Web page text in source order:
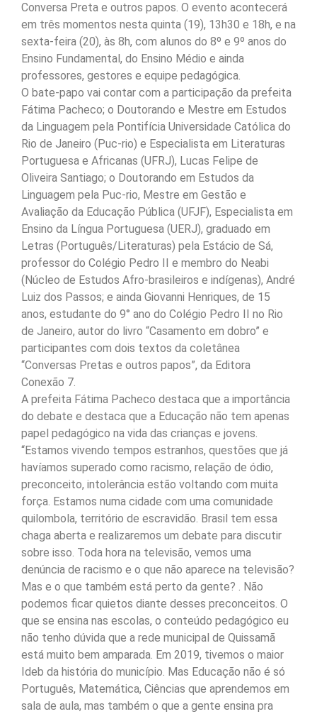
Conversa Preta e outros papos. O evento acontecerá
em três momentos nesta quinta (19), 13h30 e 18h, e na
sexta-feira (20), às 8h, com alunos do 8º e 9º anos do
Ensino Fundamental, do Ensino Médio e ainda
professores, gestores e equipe pedagógica.
O bate-papo vai contar com a participação da prefeita
Fátima Pacheco; o Doutorando e Mestre em Estudos
da Linguagem pela Pontifícia Universidade Católica do
Rio de Janeiro (Puc-rio) e Especialista em Literaturas
Portuguesa e Africanas (UFRJ), Lucas Felipe de
Oliveira Santiago; o Doutorando em Estudos da
Linguagem pela Puc-rio, Mestre em Gestão e
Avaliação da Educação Pública (UFJF), Especialista em
Ensino da Língua Portuguesa (UERJ), graduado em
Letras (Português/Literaturas) pela Estácio de Sá,
professor do Colégio Pedro II e membro do Neabi
(Núcleo de Estudos Afro-brasileiros e indígenas), André
Luiz dos Passos; e ainda Giovanni Henriques, de 15
anos, estudante do 9° ano do Colégio Pedro II no Rio
de Janeiro, autor do livro “Casamento em dobro” e
participantes com dois textos da coletânea
“Conversas Pretas e outros papos”, da Editora
Conexão 7.
A prefeita Fátima Pacheco destaca que a importância
do debate e destaca que a Educação não tem apenas
papel pedagógico na vida das crianças e jovens.
“Estamos vivendo tempos estranhos, questões que já
havíamos superado como racismo, relação de ódio,
preconceito, intolerância estão voltando com muita
força. Estamos numa cidade com uma comunidade
quilombola, território de escravidão. Brasil tem essa
chaga aberta e realizaremos um debate para discutir
sobre isso. Toda hora na televisão, vemos uma
denúncia de racismo e o que não aparece na televisão?
Mas e o que também está perto da gente? . Não
podemos ficar quietos diante desses preconceitos. O
que se ensina nas escolas, o conteúdo pedagógico eu
não tenho dúvida que a rede municipal de Quissamã
está muito bem amparada. Em 2019, tivemos o maior
Ideb da história do município. Mas Educação não é só
Português, Matemática, Ciências que aprendemos em
sala de aula, mas também o que a gente ensina pra